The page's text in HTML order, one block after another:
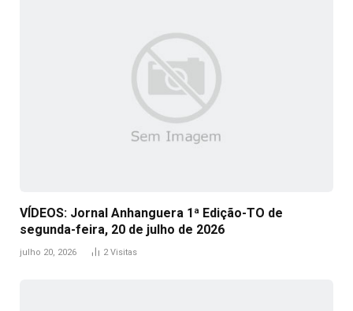
VÍDEOS: Jornal Anhanguera 1ª Edição-TO de
segunda-feira, 20 de julho de 2026
julho 20, 2026 2Visitas